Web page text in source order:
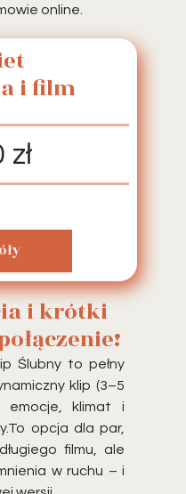
online.
i film
i krótki
Ślubny to pełny
klip (3–5
emocje, klimat i
opcja dla par,
filmu, ale
w ruchu – i